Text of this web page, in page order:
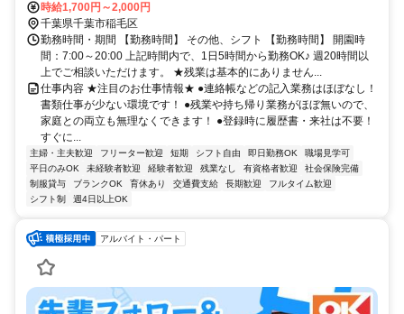
時給1,700円～2,000円
千葉県千葉市稲毛区
勤務時間・期間 【勤務時間】 その他、シフト 【勤務時間】 開園時
間：7:00～20:00 上記時間内で、1日5時間から勤務OK♪ 週20時間以
上でご相談いただけます。 ★残業は基本的にありません...
仕事内容 ★注目のお仕事情報★ ●連絡帳などの記入業務はほぼなし！
書類仕事が少ない環境です！ ●残業や持ち帰り業務がほぼ無いので、
家庭との両立も無理なくできます！ ●登録時に履歴書・来社は不要！
すぐに...
主婦・主夫歓迎 フリーター歓迎 短期 シフト自由 即日勤務OK
職場見学可
平日のみOK
未経験者歓迎 経験者歓迎 残業なし 有資格者歓迎
社会保険完備
制服貸与
ブランクOK 育休あり 交通費支給 長期歓迎
フルタイム歓迎
シフト制
週4日以上OK
アルバイト・パート